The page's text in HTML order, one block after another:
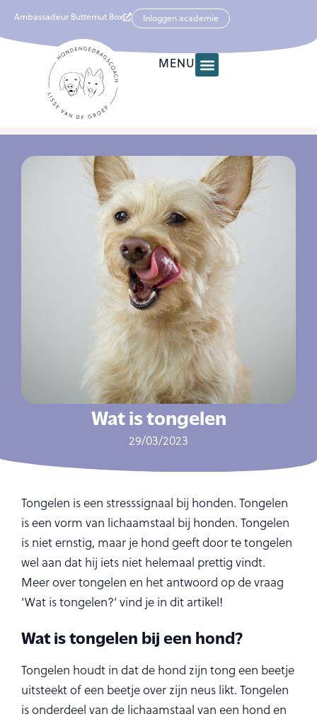
Ambassadeur Butternut Box Inloggen academie
MENU
Wat is tongelen
29/03/2023
Tongelen is een stresssignaal bij honden. Tongelen
is een vorm van lichaamstaal bij honden. Tongelen
is niet ernstig, maar je hond geeft door te tongelen
wel aan dat hij iets niet helemaal prettig vindt.
Meer over tongelen en het antwoord op de vraag
‘Wat is tongelen?’ vind je in dit artikel!
Wat is tongelen bij een hond?
Tongelen houdt in dat de hond zijn tong een beetje
uitsteekt of een beetje over zijn neus likt. Tongelen
is onderdeel van de lichaamstaal van een hond en